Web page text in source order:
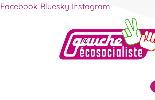
Facebook Bluesky Instagram